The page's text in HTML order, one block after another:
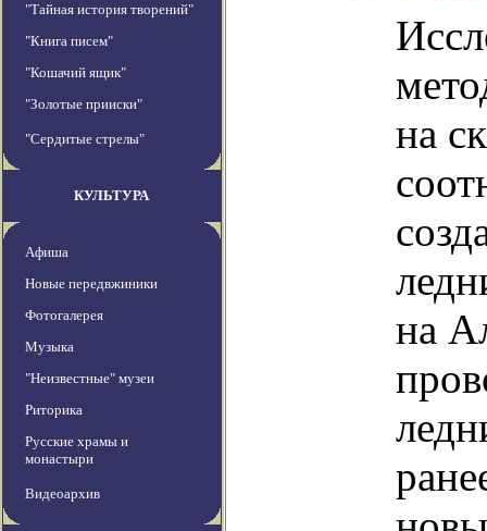
"Тайная история творений"
"Книга писем"
"Кошачий ящик"
"Золотые прииски"
"Сердитые стрелы"
КУЛЬТУРА
Афиша
Новые передвжиники
Фотогалерея
Музыка
"Неизвестные" музеи
Риторика
Русские храмы и
монастыри
Видеоархив
на
на